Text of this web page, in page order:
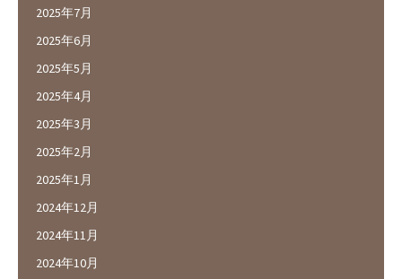
2025年7月
2025年6月
2025年5月
2025年4月
2025年3月
2025年2月
2025年1月
2024年12月
2024年11月
2024年10月